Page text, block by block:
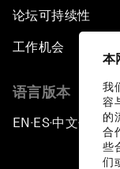
本
我
容
的
合
些
们
论坛可持续性
工作机会
语言版本
EN ▪ES▪中文▪ 日本語